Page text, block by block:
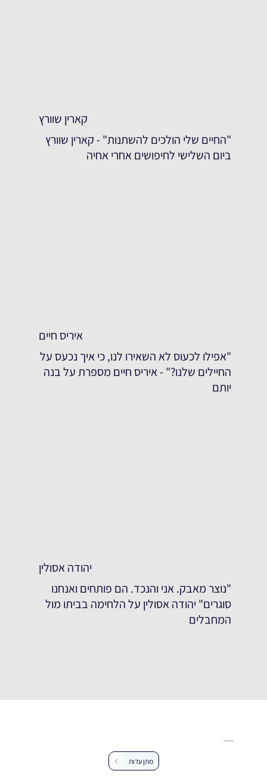
קארין שוורץ
"החיים שלי הולכים להשתנות" - קארין שוורץ
ביום השלישי לחיפושים אחרי אחיה
איריס חיים
"אפילו לכעוס לא השאירו לנו, כי איך נכעס על
החיילים שלנו?" - איריס חיים מספרת על בנה
יותם
יהודה אסולין
"נוצר מאבק. אני והנכד. הם פותחים ואנחנו
סוגרים" יהודה אסולין על הלחימה בביתו מול
המחבלים
מתן עדות